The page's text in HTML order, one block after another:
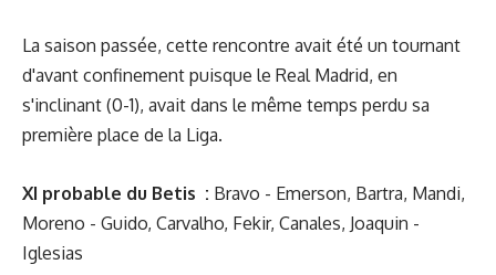
La saison passée, cette rencontre avait été un tournant
d'avant confinement puisque le Real Madrid, en
s'inclinant (0-1), avait dans le même temps perdu sa
première place de la Liga.
XI probable du Betis : Bravo - Emerson, Bartra, Mandi,
Moreno - Guido, Carvalho, Fekir, Canales, Joaquin -
Iglesias